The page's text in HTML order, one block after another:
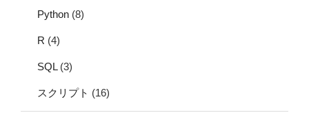
Python (8)
R (4)
SQL(3)
スクリプト (16)